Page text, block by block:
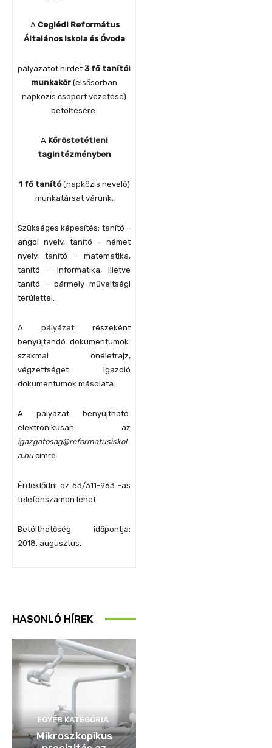
A Ceglédi Református
Általános Iskola és Óvoda
pályázatot hirdet 3 fő tanítói
munkakör (elsősorban
napközis csoport vezetése)
betöltésére.
A Kőröstetétleni
tagintézményben
1 fő tanító(napközis nevelő)
munkatársat várunk.
Szükséges képesítés: tanító –
angol nyelv, tanító – német
nyelv, tanító – matematika,
tanító – informatika, illetve
tanító – bármely műveltségi
területtel.
A pályázat részeként
benyújtandó dokumentumok:
szakmai önéletrajz,
végzettséget igazoló
dokumentumok másolata.
A pályázat benyújtható:
elektronikusan az
igazgatosag@reformatusiskol
a.hucímre.
Érdeklődni az 53/311-963 -as
telefonszámon lehet.
Betölthetőség időpontja:
2018. augusztus.
HASONLÓ HÍREK
EGYÉB KATEGÓRIA
Mikroszkopikus